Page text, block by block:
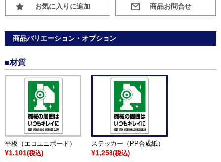
お気に入りに追加
商品バリエーション・オプション
■材質
平板（エコユニボード）
¥1,101(税込)
ステッカー（PP合成紙）
¥1,258(税込)